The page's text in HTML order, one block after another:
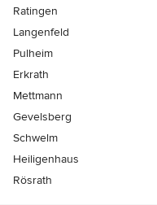
Ratingen
Langenfeld
Pulheim
Erkrath
Mettmann
Gevelsberg
Schwelm
Heiligenhaus
Rösrath